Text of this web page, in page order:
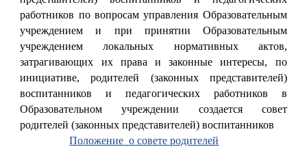
работников по вопросам управления Образовательным
учреждением и при принятии Образовательным
учреждением локальных нормативных актов,
затрагивающих их права и законные интересы, по
инициативе, родителей (законных представителей)
воспитанников и педагогических работников в
Образовательном учреждении создается совет
родителей (законных представителей) воспитанников
Положение о совете родителей